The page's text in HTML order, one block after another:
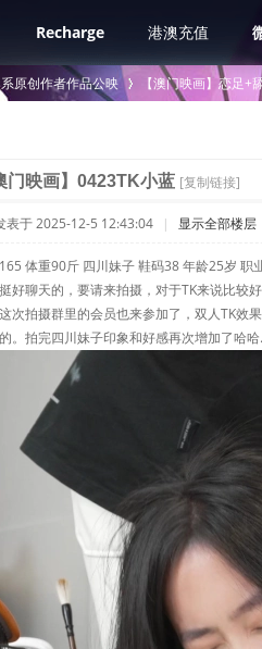
Recharge 港澳充值
原创作者作品公映
›
【澳门映画】恋足+
门映画】0423TK小蓝 [复制链接]
表于 2025-12-5 12:43:04 | 显示全部楼层
体重90斤 四川妹子 鞋码38 年龄25岁 职
好聊天的，要请来拍摄，对于TK来说比较
次拍摄群里的会员也来参加了，双人TK效
。拍完四川妹子印象和好感再次增加了哈哈.